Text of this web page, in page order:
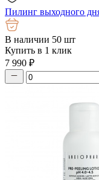
Пилинг выходного
В наличии 50 шт
Купить в 1 клик
7 990 ₽